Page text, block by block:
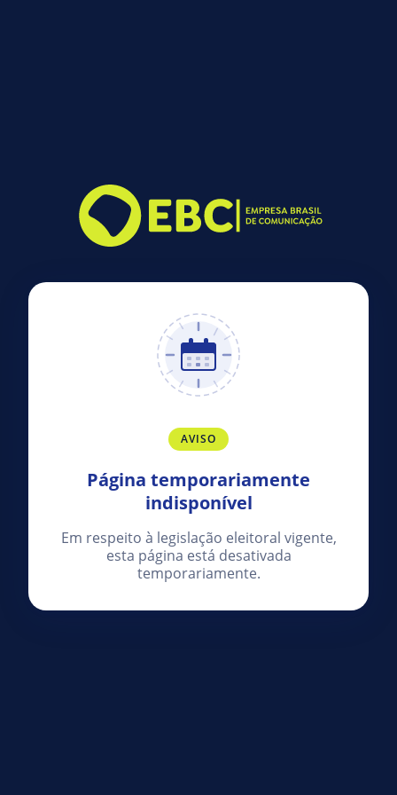
AVISO
Página temporariamente
indisponível
Em respeito à legislação eleitoral vigente,
esta página está desativada
temporariamente.